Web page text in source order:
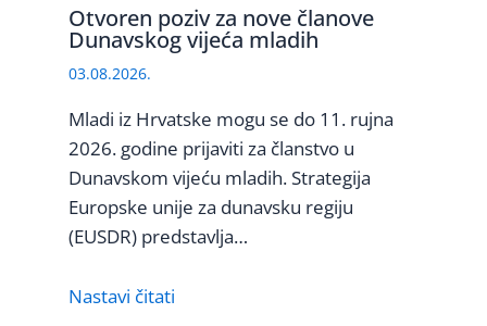
Otvoren poziv za nove članove
Dunavskog vijeća mladih
03.08.2026.
Mladi iz Hrvatske mogu se do 11. rujna
2026. godine prijaviti za članstvo u
Dunavskom vijeću mladih. Strategija
Europske unije za dunavsku regiju
(EUSDR) predstavlja…
Nastavi čitati